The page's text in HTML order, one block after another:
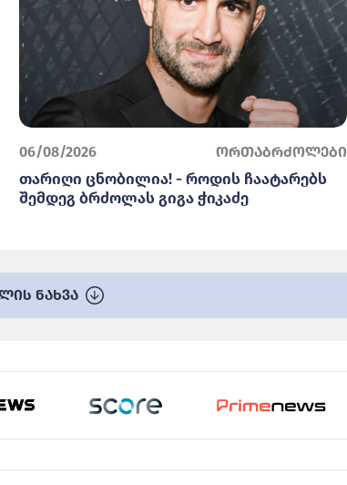
06/08/2026 ორთაბრძოლები
თარიღი ცნობილია! - როდის ჩაატარებს
შემდეგ ბრძოლას გიგა ჭიკაძე
ნახვა